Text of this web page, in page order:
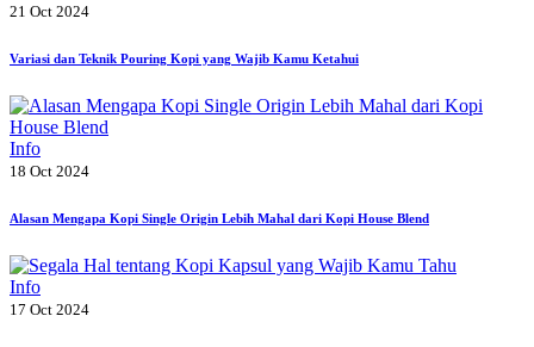
21 Oct 2024
Variasi dan Teknik Pouring Kopi yang Wajib Kamu Ketahui
Info
18 Oct 2024
Alasan Mengapa Kopi Single Origin Lebih Mahal dari Kopi House Blend
Info
17 Oct 2024